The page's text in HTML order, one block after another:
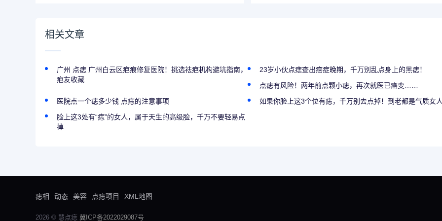
相关文章
广州 点痣 广州白云区疤痕修复医院！挑选祛疤机构避坑指南，
疤友收藏
23岁小伙点痣查出癌症晚期，千万别乱点身上的黑痣！
点痣有风险！两年前点颗小痣，再次就医已癌变……
医院点一个痣多少钱 点痣的注意事项
如果你脸上这3个位有痣，千万别去点掉！到老都是气质女
脸上这3处有“痣”的女人，属于天生的高级脸，千万不要轻易点
掉
痣相 动态 美容 点痣项目 XML地图
2026 © 慧点痣 冀ICP备2022029087号